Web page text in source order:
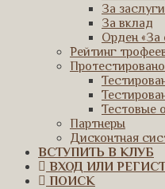
За заслуги
За вклад
Орден «За
Рейтинг
Тестовые
Партнеры
Дисконтная
ВСТУПИТЬ В КЛУБ
ВХОД ИЛИ
ПОИСК